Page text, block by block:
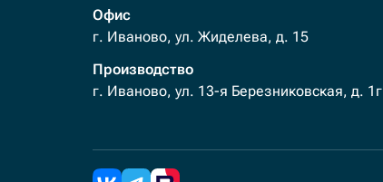
Офис
г. Иваново, ул. Жиделева, д. 15
Производство
г. Иваново, ул. 13-я Березниковская, д. 1г